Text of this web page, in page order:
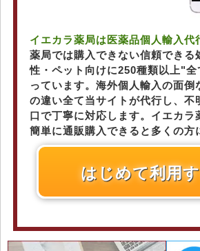
イエカラ薬局は医薬品個人輸入代
薬局では購入できない信頼できる
性・ペット向けに250種類以上"
っています。海外個人輸入の面倒
の違い全て当サイトが代行し、不
口で丁寧に対応します。イエカラ
簡単に通販購入できると多くの方
はじめて利用